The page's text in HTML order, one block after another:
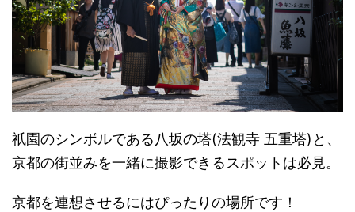
祇園のシンボルである八坂の塔(法観寺 五重塔)と、
京都の街並みを一緒に撮影できるスポットは必見。
京都を連想させるにはぴったりの場所です！